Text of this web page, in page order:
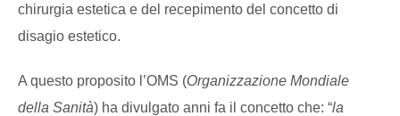
chirurgia estetica e del recepimento del concetto di
disagio estetico.
A questo proposito l’OMS (Organizzazione Mondiale
della Sanità) ha divulgato anni fa il concetto che: “la